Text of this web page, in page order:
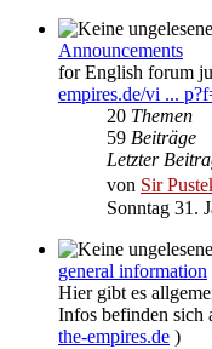
Announcements
for English forum
empires.de/vi ...
20 Themen
59 Beiträge
Letzter
von Sir
Sonntag 31.
general information
Hier gibt es
Infos befinden sich
the-empires.de )